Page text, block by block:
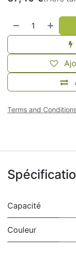
Terms and
Capacité
Couleur